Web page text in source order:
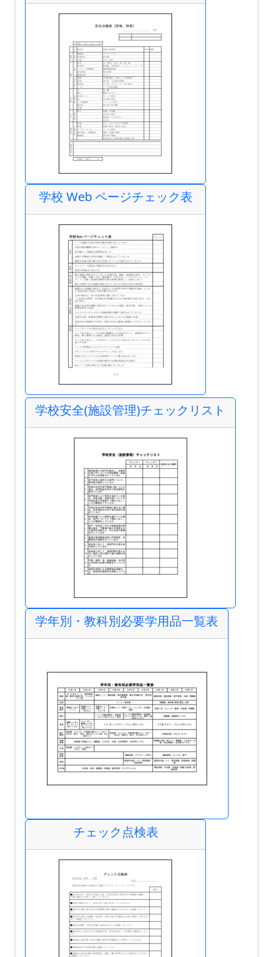
学校 Web ページチェック表
学校安全(施設管理)チェックリスト
学年別・教科別必要学用品一覧表
チェック点検表